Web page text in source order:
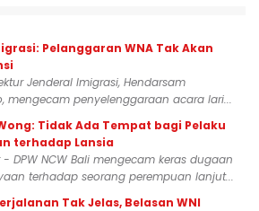
Pelanggaran WNA Tak Akan
Jenderal Imigrasi, Hendarsam
mengecam penyelenggaraan acara lari...
Tidak Ada Tempat bagi Pelaku
terhadap Lansia
- DPW NCW Bali mengecam keras dugaan
terhadap seorang perempuan lanjut...
Tak Jelas, Belasan WNI